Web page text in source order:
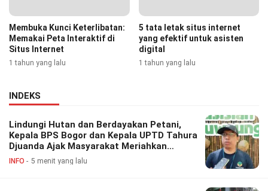
Membuka Kunci Keterlibatan:
Memakai Peta Interaktif di
Situs Internet
1 tahun yang lalu
5 tata letak situs internet
yang efektif untuk asisten
digital
1 tahun yang lalu
INDEKS
Lindungi Hutan dan Berdayakan Petani,
Kepala BPS Bogor dan Kepala UPTD Tahura
Djuanda Ajak Masyarakat Meriahkan
Festival Perhutanan Sosial
INFO 5 menit yang lalu